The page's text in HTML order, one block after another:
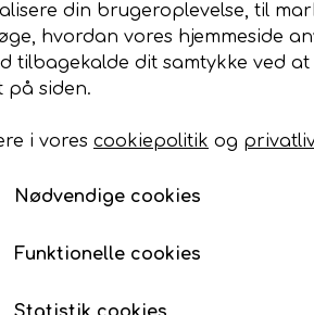
din brugeroplevelse, til
hvordan vores hjemmeside
tilbagekalde dit samtykke ved
på siden.
i vores cookiepolitik og
Nødvendige cookies
Funktionelle cookies